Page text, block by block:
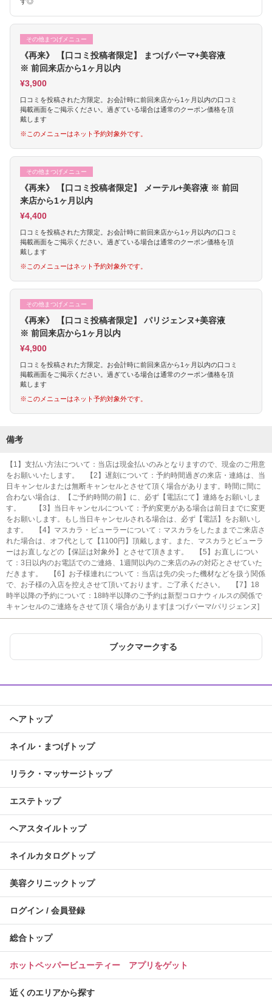
その他まつげメニュー
《再来》 【口コミ投稿者限定】 まつげパーマ+美容液
※ 前回来店から1ヶ月以内
¥3,900
口コミを投稿された方限定。お会計時に前回来店から1ヶ月以内の口コミ
掲載画面をご掲示ください。過ぎている場合は通常のクーポン価格を頂
戴します
※このメニューはネット予約対象外です。
その他まつげメニュー
《再来》 【口コミ投稿者限定】 メーテル+美容液 ※ 前回
来店から1ヶ月以内
¥4,400
口コミを投稿された方限定。お会計時に前回来店から1ヶ月以内の口コミ
掲載画面をご掲示ください。過ぎている場合は通常のクーポン価格を頂
戴します
※このメニューはネット予約対象外です。
その他まつげメニュー
《再来》 【口コミ投稿者限定】 パリジェンヌ+美容液
※ 前回来店から1ヶ月以内
¥4,900
口コミを投稿された方限定。お会計時に前回来店から1ヶ月以内の口コミ
掲載画面をご掲示ください。過ぎている場合は通常のクーポン価格を頂
戴します
※このメニューはネット予約対象外です。
備考
【1】支払い方法について：当店は現金払いのみとなりますので、現金のご用意
をお願いいたします。 【2】遅刻について：予約時間過ぎの来店・連絡は、当
日キャンセルまたは無断キャンセルとさせて頂く場合があります。時間に間に
合わない場合は、【ご予約時間の前】に、必ず【電話にて】連絡をお願いしま
す。 【3】当日キャンセルについて：予約変更がある場合は前日までに変更
をお願いします。もし当日キャンセルされる場合は、必ず【電話】をお願いし
ます。 【4】マスカラ・ビューラーについて：マスカラをしたままでご来店さ
れた場合は、オフ代として【1100円】頂戴します。また、マスカラとビューラ
ーはお直しなどの【保証は対象外】とさせて頂きます。 【5】お直しについ
て：3日以内のお電話でのご連絡、1週間以内のご来店のみの対応とさせていた
だきます。 【6】お子様連れについて：当店は先の尖った機材などを扱う関係
で、お子様の入店を控えさせて頂いております。ご了承ください。 【7】18
時半以降の予約について：18時半以降のご予約は新型コロナウィルスの関係で
キャンセルのご連絡をさせて頂く場合があります[まつげパーマ/パリジェンヌ]
ブックマークする
ヘアトップ
ネイル・まつげトップ
リラク・マッサージトップ
エステトップ
ヘアスタイルトップ
ネイルカタログトップ
美容クリニックトップ
ログイン / 会員登録
総合トップ
ホットペッパービューティー アプリをゲット
近くのエリアから探す